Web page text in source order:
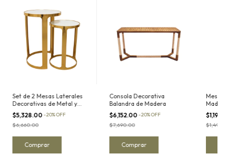
Set de 2 Mesas Laterales
Decorativas de Metal y
Mármol
$5,328.00 -20%OFF
$6,660.00
Consola Decorativa
Balandra de Madera
$6,152.00 -20%OFF
$7,690.00
Mesa